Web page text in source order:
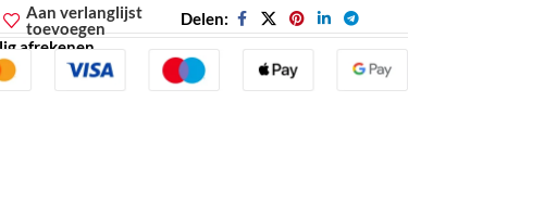
Aan verlanglijst
toevoegen
Delen:
afrekenen